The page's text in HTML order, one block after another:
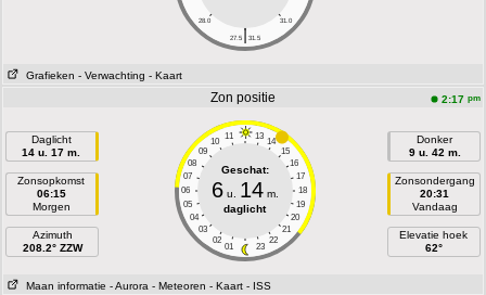
28.0 31.0
|
27.5 31.5
Grafieken - Verwachting - Kaart
Zon positie 2:17 pm
Daglicht
14 u. 17 m.
Zonsopkomst
06:15
Morgen
Azimuth
208.2° ZZW
11 13
10
14
09
15
08
16
07
17
06
18
05
19
04
20
03
21
02
22
01 23
Geschat:
6u. 14m.
daglicht
Donker
9 u. 42 m.
Zonsondergang
20:31
Vandaag
Elevatie hoek
62°
Maan informatie - Aurora - Meteoren - Kaart - ISS